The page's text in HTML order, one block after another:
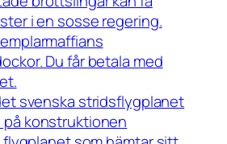
i en sosse regering.
Du får betala med
svenska stridsflygplanet
på konstruktionen